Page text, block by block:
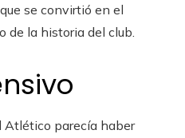
se convirtió en el
de la historia del club.
Atlético parecía haber